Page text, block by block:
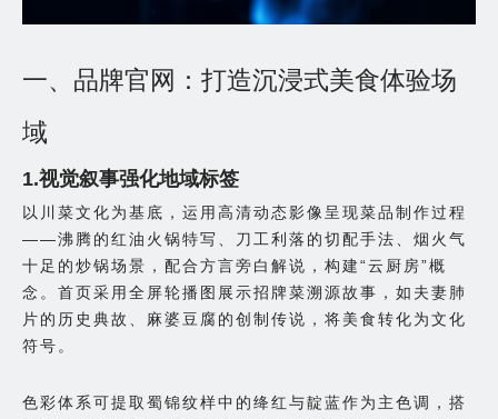
一、品牌官网：打造沉浸式美食体验场
域
1.视觉叙事强化地域标签
以川菜文化为基底，运用高清动态影像呈现菜品制作过程
——沸腾的红油火锅特写、刀工利落的切配手法、烟火气
十足的炒锅场景，配合方言旁白解说，构建“云厨房”概
念。首页采用全屏轮播图展示招牌菜溯源故事，如夫妻肺
片的历史典故、麻婆豆腐的创制传说，将美食转化为文化
符号。
色彩体系可提取蜀锦纹样中的绛红与靛蓝作为主色调，搭